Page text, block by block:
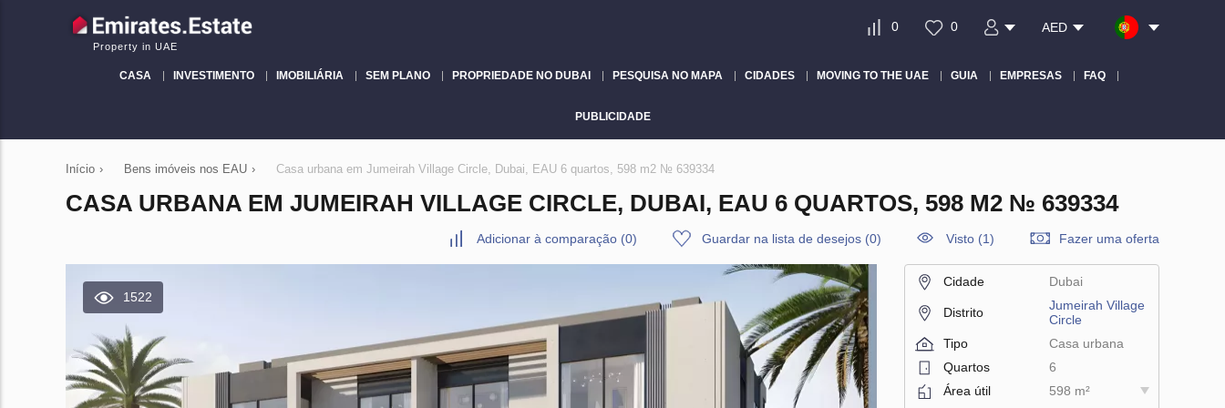
Property in UAE
0 0 AED
CASA INVESTIMENTO IMOBILIÁRIA SEM PLANO PROPRIEDADE NO DUBAI PESQUISA NO MAPA CIDADES MOVING TO THE UAE GUIA EMPRESAS FAQ
PUBLICIDADE
Início › Bens imóveis nos EAU › Casa urbana em Jumeirah Village Circle, Dubai, EAU 6 quartos, 598 m2 № 639334
CASA URBANA EM JUMEIRAH VILLAGE CIRCLE, DUBAI, EAU 6 QUARTOS, 598 M2 № 639334
Adicionar à comparação (0) Guardar na lista de desejos (0) Visto (1) Fazer uma oferta
1522
Cidade Dubai
Distrito
Jumeirah Village
Circle
Tipo
Casa urbana
Quartos
6
Área útil
598 m²